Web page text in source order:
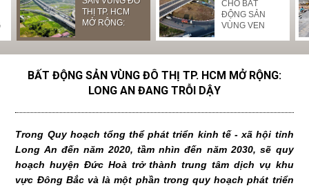
GIẢI PHÓNG
MIỀN NAM
THỐNG NHẤT
QUỐC TẾ LAO
ĐỘNG
NGHỈ LỄ GIỖ
TỔ HÙNG
VƯƠNG
NHỘN NHỊP
ĐẤT NỀN
LONG AN
THỊ TP. HCM
MỞ RỘNG:
DẬY
CHO BẤT
ĐỘNG SẢN
VÙNG VEN
BẤT ĐỘNG SẢN VÙNG ĐÔ THỊ TP. HCM MỞ RỘNG:
LONG AN ĐANG TRỖI DẬY
Trong Quy hoạch tổng thể phát triển kinh tế - xã hội tỉnh
Long An đến năm 2020, tầm nhìn đến năm 2030, sẽ quy
hoạch huyện Đức Hoà trở thành trung tâm dịch vụ khu
vực Đông Bắc và là một phần trong quy hoạch phát triển